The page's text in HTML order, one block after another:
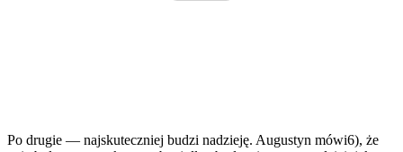
Po drugie — najskuteczniej budzi nadzieję. Augustyn mówi6), że